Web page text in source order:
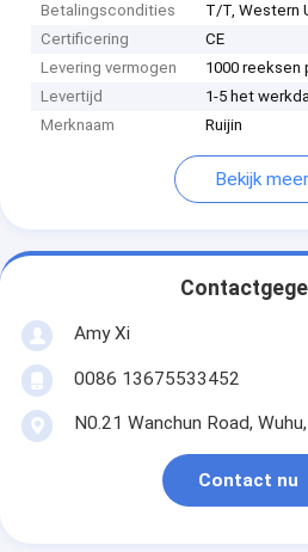
Betalingscondities
T/T, Western
Certificering
CE
Levering vermogen
1000 reeksen
Levertijd
1-5 het
Merknaam
Ruijin
Bekijk meer
Amy Xi
0086 13675533452
N0.21 Wanchun Road,
Contact nu